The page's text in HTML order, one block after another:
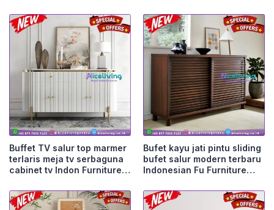
Buffet TV salur top marmer
terlaris meja tv serbaguna
cabinet tv Indon Furniture
Bufet kayu jati pintu sliding
bufet salur modern terbaru
Indonesian Fu Furniture